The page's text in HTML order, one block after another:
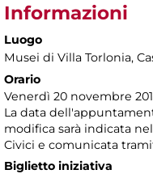
Informazioni
Luogo
Musei di Villa Torlonia,
Orario
Venerdì 20 novembre
La data
modifica sarà indicata
Civici e comunicata
Biglietto iniziativa